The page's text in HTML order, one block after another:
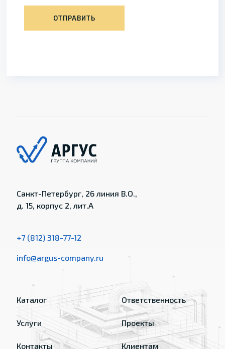
ОТПРАВИТЬ
Санкт-Петербург, 26 линия В.О.,
д. 15, корпус 2, лит.А
+7 (812) 318-77-12
info@argus-company.ru
Каталог
Услуги
Контакты
Ответственность
Проекты
Клиентам